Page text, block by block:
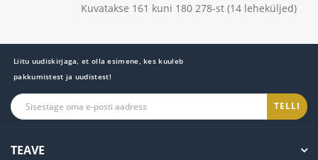
Kuvatakse 161 kuni 180 278-st (14 leheküljed)
Liitu uudiskirjaga, et olla esimene, kes kuuleb
pakkumistest ja uudistest!
TELLI
TEAVE